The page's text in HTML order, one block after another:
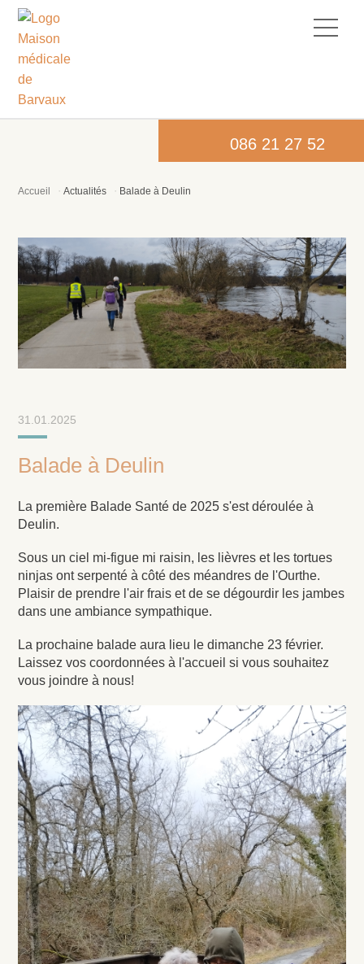
086 21 27 52
Accueil Actualités Balade à Deulin
31.01.2025
Balade à Deulin
La première Balade Santé de 2025 s'est déroulée à
Deulin.
Sous un ciel mi-figue mi raisin, les lièvres et les tortues
ninjas ont serpenté à côté des méandres de l'Ourthe.
Plaisir de prendre l'air frais et de se dégourdir les jambes
dans une ambiance sympathique.
La prochaine balade aura lieu le dimanche 23 février.
Laissez vos coordonnées à l'accueil si vous souhaitez
vous joindre à nous!